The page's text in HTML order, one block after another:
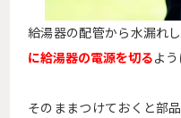
給湯器の配管から水漏れ
に給湯器の電源を切るよう
そのままつけておくと部